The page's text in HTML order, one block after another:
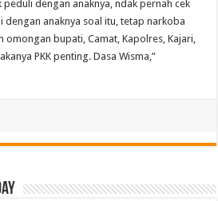
dengan anaknya, ndak pernah cek
dengan anaknya soal itu, tetap narkoba
omongan bupati, Camat, Kapolres, Kajari,
PKK penting. Dasa Wisma,”